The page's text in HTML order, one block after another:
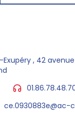
, 42 avenue
ce.0930883e@ac-